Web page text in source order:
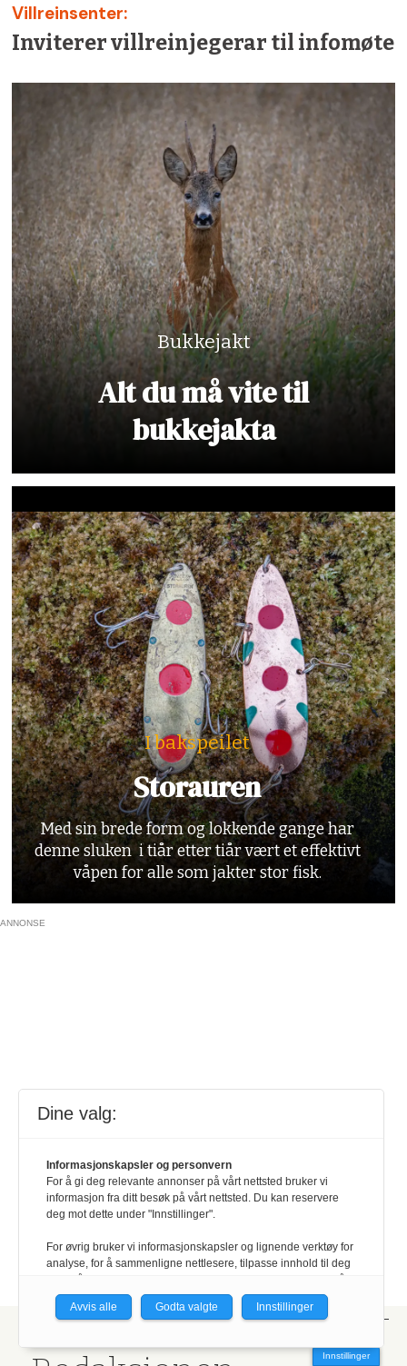
Villreinsenter:
Inviterer villreinjegerar til infomøte
Bukkejakt
Alt du må vite til
bukkejakta
I bakspeilet
Storauren
Med sin brede form og lokkende gange har
denne sluken i tiår etter tiår vært et effektivt
våpen for alle som jakter stor fisk.
ANNONSE
Innstillinger
Dine valg:
Informasjonskapsler og personvern
For å gi deg relevante annonser på vårt nettsted bruker vi
informasjon fra ditt besøk på vårt nettsted. Du kan reservere
deg mot dette under "Innstillinger".
For øvrig bruker vi informasjonskapsler og lignende verktøy for
analyse, for å sammenligne nettlesere, tilpasse innhold til deg
personvernerklæring.
du få relevante annonser på nettstedene til medlemmene i
nettverket basert på informasjon fra dine besøk på tvers av
Avvis alle Godta valgte Innstillinger